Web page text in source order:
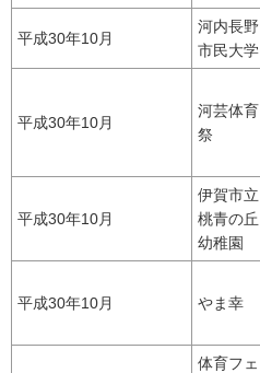
平成30年10月
河内長野
市民大学
平成30年10月
河芸体育
祭
平成30年10月
伊賀市立
桃青の丘
幼稚園
平成30年10月 やま幸
体育フェ